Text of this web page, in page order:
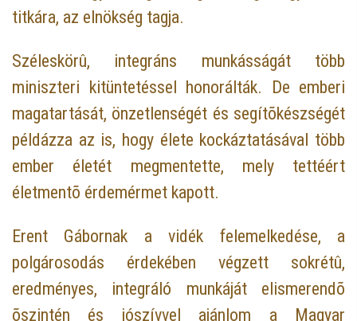
titkára, az elnökség tagja.
Széleskörû, integráns munkásságát több
miniszteri kitüntetéssel honorálták. De emberi
magatartását, önzetlenségét és segítõkészségét
példázza az is, hogy élete kockáztatásával több
ember életét megmentette, mely tettéért
életmentõ érdemérmet kapott.
Erent Gábornak a vidék felemelkedése, a
polgárosodás érdekében végzett sokrétû,
eredményes, integráló munkáját elismerendõ
õszintén és jószívvel ajánlom a Magyar